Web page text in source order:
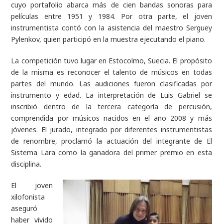
cuyo portafolio abarca más de cien bandas sonoras para
películas entre 1951 y 1984. Por otra parte, el joven
instrumentista contó con la asistencia del maestro Serguey
Pylenkov, quien participó en la muestra ejecutando el piano.
La competición tuvo lugar en Estocolmo, Suecia. El propósito
de la misma es reconocer el talento de músicos en todas
partes del mundo. Las audiciones fueron clasificadas por
instrumento y edad. La interpretación de Luis Gabriel se
inscribió dentro de la tercera categoría de percusión,
comprendida por músicos nacidos en el año 2008 y más
jóvenes. El jurado, integrado por diferentes instrumentistas
de renombre, proclamó la actuación del integrante de El
Sistema Lara como la ganadora del primer premio en esta
disciplina.
El joven
xilofonista
aseguró
haber vivido